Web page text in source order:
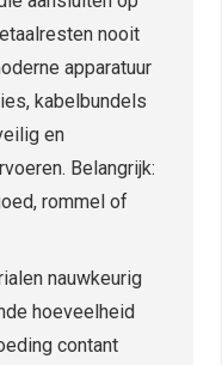
nooit
apparatuur
kabelbundels
en
Belangrijk:
rommel of
nauwkeurig
hoeveelheid
contant